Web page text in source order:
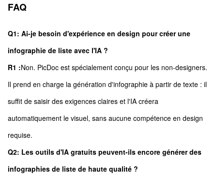
FAQ
Q1: Ai-je besoin d'expérience en design pour créer une
infographie de liste avec l'IA ?
R1 :Non. PicDoc est spécialement conçu pour les non-designers.
Il prend en charge la génération d'infographie à partir de texte : il
suffit de saisir des exigences claires et l'IA créera
automatiquement le visuel, sans aucune compétence en design
requise.
Q2: Les outils d'IA gratuits peuvent-ils encore générer des
infographies de liste de haute qualité ?